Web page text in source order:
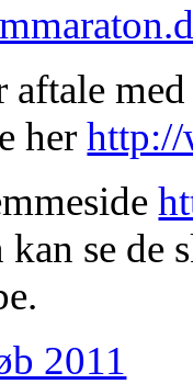
aftale
herhttp://
se de
2011